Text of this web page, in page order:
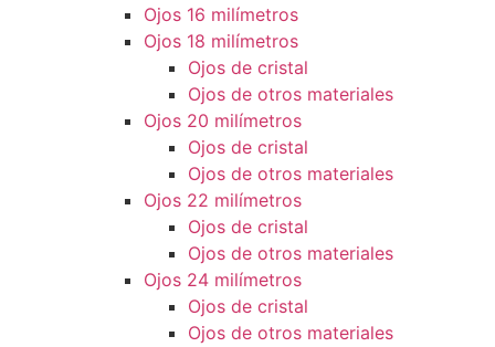
Ojos 16 milímetros
Ojos 18 milímetros
Ojos de cristal
Ojos de otros materiales
Ojos 20 milímetros
Ojos de cristal
Ojos de otros materiales
Ojos 22 milímetros
Ojos de cristal
Ojos de otros materiales
Ojos 24 milímetros
Ojos de cristal
Ojos de otros materiales